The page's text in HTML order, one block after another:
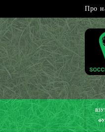
Про